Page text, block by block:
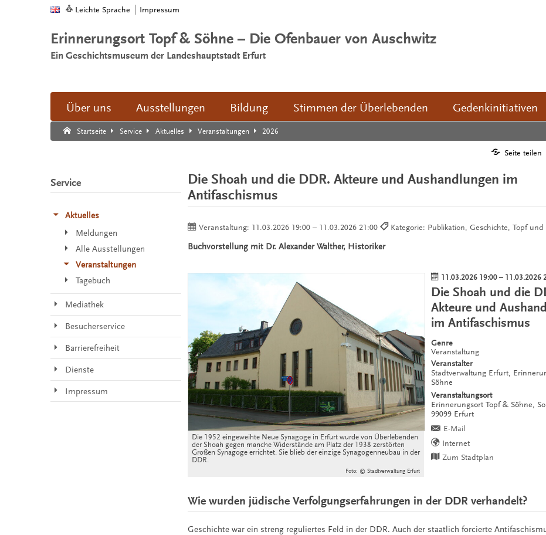
Leichte Sprache Impressum
Erinnerungsort Topf & Söhne – Die Ofenbauer von Auschwitz
Ein Geschichtsmuseum der Landeshauptstadt Erfurt
Über uns Ausstellungen Bildung Stimmen der Überlebenden Gedenkinitiativen
Startseite Service Aktuelles Veranstaltungen 2026
Suche:
Suche Ende.
Seite teilen
Die Shoah und die DDR. Akteure und Aushandlungen im
Antifaschismus
Veranstaltung: 11.03.2026 19:00 – 11.03.2026 21:00 Kategorie: Publikation, Geschichte, Topf und
Buchvorstellung mit Dr. Alexander Walther, Historiker
Die 1952 eingeweihte Neue Synagoge in Erfurt wurde von Überlebenden
der Shoah gegen manche Widerstände am Platz der 1938 zerstörten
Großen Synagoge errichtet. Sie blieb der einzige Synagogenneubau in der
DDR.
Foto: © Stadtverwaltung Erfurt
11.03.2026 19:00 – 11.03.2026
Die Shoah und die
Akteure und
im Antifaschismus
Genre
Veranstaltung
Veranstalter
Stadtverwaltung Erfurt,
Söhne
Veranstaltungsort
Erinnerungsort Topf & Söhne,
99099 Erfurt
E-Mail
Internet
Zum Stadtplan
Wie wurden jüdische Verfolgungserfahrungen in der DDR verhandelt?
Geschichte war ein streng reguliertes Feld in der DDR. Auch der staatlich forcierte
Service
Aktuelles
Meldungen
Alle Ausstellungen
Veranstaltungen
Tagebuch
Mediathek
Besucherservice
Barrierefreiheit
Dienste
Impressum